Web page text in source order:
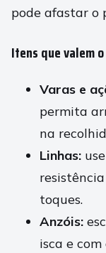
pode afastar o
Itens que valem
Varas e
permita
na
Linhas:
toques.
Anzóis:
isca e